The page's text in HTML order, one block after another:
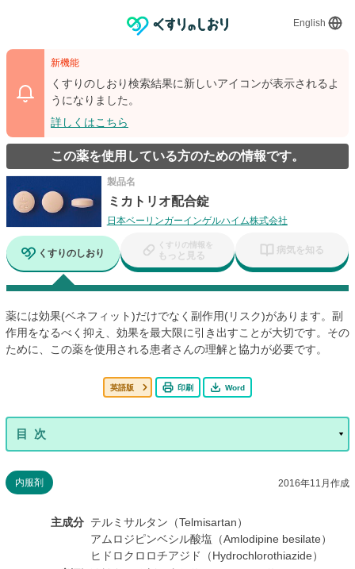
English
新機能
くすりのしおり検索結果に新しいアイコンが表示されるよ
うになりました。
詳しくはこちら
この薬を使用している方のための情報です。
製品名
ミカトリオ配合錠
日本ベーリンガーインゲルハイム株式会社
くすりのしおり
くすりの情報を
もっと見る 病気を知る
薬には効果(ベネフィット)だけでなく副作用(リスク)があります。副
作用をなるべく抑え、効果を最大限に引き出すことが大切です。その
ために、この薬を使用される患者さんの理解と協力が必要です。
英語版 印刷 Word
内服剤 2016年11月作成
主成分 テルミサルタン（Telmisartan）
アムロジピンベシル酸塩（Amlodipine besilate）
ヒドロクロロチアジド（Hydrochlorothiazide）